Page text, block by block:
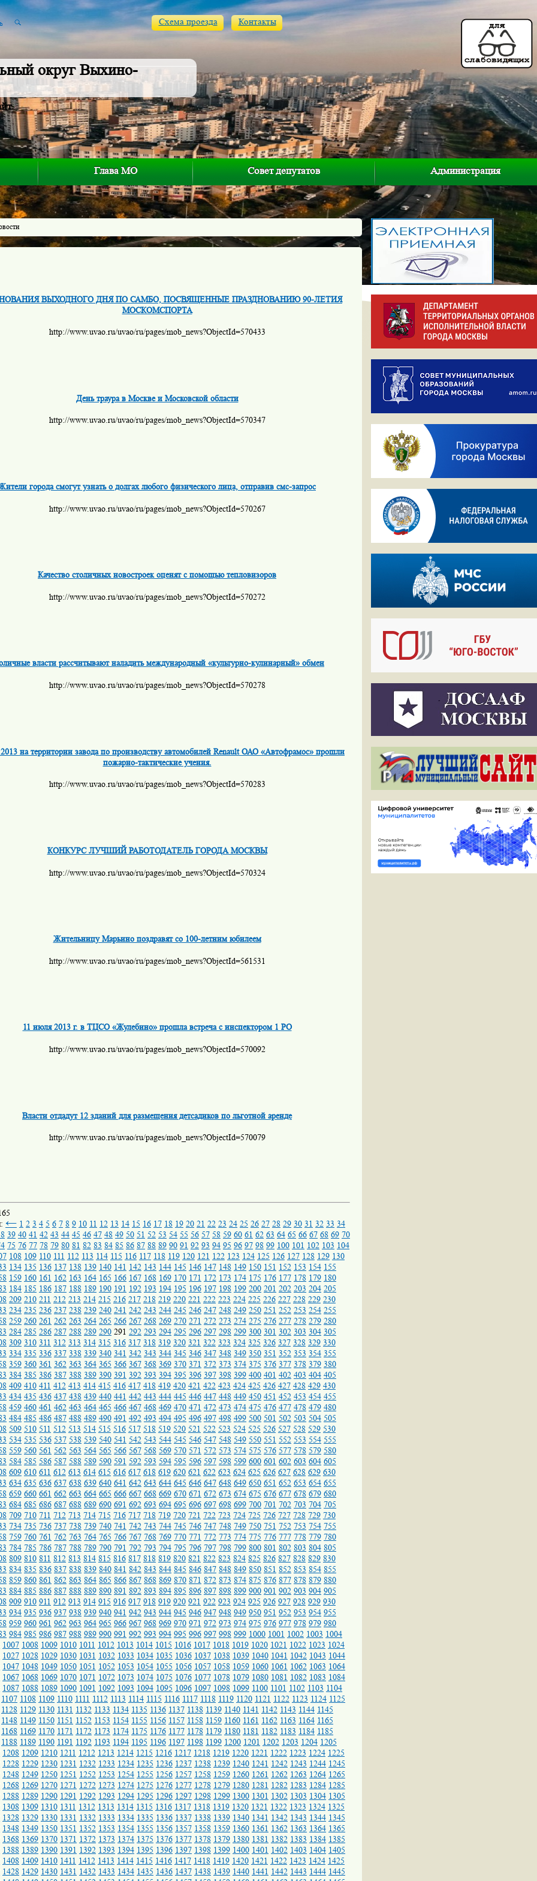
округ Выхино-
Схема проезда Контакты
Глава МО Совет депутатов Администрация
ВЫХОДНОГО ДНЯ ПО САМБО, ПОСВЯЩЕННЫЕ ПРАЗДНОВАНИЮ 90-ЛЕТИЯ
МОСКОМСПОРТА
http://www.uvao.ru/uvao/ru/pages/mob_news?ObjectId=570433
День траура в Москве и Московской области
http://www.uvao.ru/uvao/ru/pages/mob_news?ObjectId=570347
города смогут узнать о долгах любого физического лица, отправив смс-запрос
http://www.uvao.ru/uvao/ru/pages/mob_news?ObjectId=570267
Качество столичных новостроек оценят с помощью тепловизоров
http://www.uvao.ru/uvao/ru/pages/mob_news?ObjectId=570272
власти рассчитывают наладить международный «культурно-кулинарный» обмен
http://www.uvao.ru/uvao/ru/pages/mob_news?ObjectId=570278
на территории завода по производству автомобилей Renault ОАО «Автофрамос» прошли
пожарно-тактические учения.
http://www.uvao.ru/uvao/ru/pages/mob_news?ObjectId=570283
КОНКУРС ЛУЧШИЙ РАБОТОДАТЕЛЬ ГОРОДА МОСКВЫ
http://www.uvao.ru/uvao/ru/pages/mob_news?ObjectId=570324
Жительницу Марьино поздравят со 100-летним юбилеем
http://www.uvao.ru/uvao/ru/pages/mob_news?ObjectId=561531
11 июля 2013 г. в ТЦСО «Жулебино» прошла встреча с инспектором 1 РО
http://www.uvao.ru/uvao/ru/pages/mob_news?ObjectId=570092
Власти отдадут 12 зданий для размещения детсадиков по льготной аренде
http://www.uvao.ru/uvao/ru/pages/mob_news?ObjectId=570079
← 1 2 3 4 5 6 7 8 9 10 11 12 13 14 15 16 17 18 19 20 21 22 23 24 25 26 27 28 29 30 31 32 33 34
39 40 41 42 43 44 45 46 47 48 49 50 51 52 53 54 55 56 57 58 59 60 61 62 63 64 65 66 67 68 69 70
75 76 77 78 79 80 81 82 83 84 85 86 87 88 89 90 91 92 93 94 95 96 97 98 99 100 101 102 103 104
108 109 110 111 112 113 114 115 116 117 118 119 120 121 122 123 124 125 126 127 128 129 130
134 135 136 137 138 139 140 141 142 143 144 145 146 147 148 149 150 151 152 153 154 155
159 160 161 162 163 164 165 166 167 168 169 170 171 172 173 174 175 176 177 178 179 180
184 185 186 187 188 189 190 191 192 193 194 195 196 197 198 199 200 201 202 203 204 205
209 210 211 212 213 214 215 216 217 218 219 220 221 222 223 224 225 226 227 228 229 230
234 235 236 237 238 239 240 241 242 243 244 245 246 247 248 249 250 251 252 253 254 255
259 260 261 262 263 264 265 266 267 268 269 270 271 272 273 274 275 276 277 278 279 280
284 285 286 287 288 289 290 291 292 293 294 295 296 297 298 299 300 301 302 303 304 305
309 310 311 312 313 314 315 316 317 318 319 320 321 322 323 324 325 326 327 328 329 330
334 335 336 337 338 339 340 341 342 343 344 345 346 347 348 349 350 351 352 353 354 355
359 360 361 362 363 364 365 366 367 368 369 370 371 372 373 374 375 376 377 378 379 380
384 385 386 387 388 389 390 391 392 393 394 395 396 397 398 399 400 401 402 403 404 405
409 410 411 412 413 414 415 416 417 418 419 420 421 422 423 424 425 426 427 428 429 430
434 435 436 437 438 439 440 441 442 443 444 445 446 447 448 449 450 451 452 453 454 455
459 460 461 462 463 464 465 466 467 468 469 470 471 472 473 474 475 476 477 478 479 480
484 485 486 487 488 489 490 491 492 493 494 495 496 497 498 499 500 501 502 503 504 505
509 510 511 512 513 514 515 516 517 518 519 520 521 522 523 524 525 526 527 528 529 530
534 535 536 537 538 539 540 541 542 543 544 545 546 547 548 549 550 551 552 553 554 555
559 560 561 562 563 564 565 566 567 568 569 570 571 572 573 574 575 576 577 578 579 580
584 585 586 587 588 589 590 591 592 593 594 595 596 597 598 599 600 601 602 603 604 605
609 610 611 612 613 614 615 616 617 618 619 620 621 622 623 624 625 626 627 628 629 630
634 635 636 637 638 639 640 641 642 643 644 645 646 647 648 649 650 651 652 653 654 655
659 660 661 662 663 664 665 666 667 668 669 670 671 672 673 674 675 676 677 678 679 680
684 685 686 687 688 689 690 691 692 693 694 695 696 697 698 699 700 701 702 703 704 705
709 710 711 712 713 714 715 716 717 718 719 720 721 722 723 724 725 726 727 728 729 730
734 735 736 737 738 739 740 741 742 743 744 745 746 747 748 749 750 751 752 753 754 755
759 760 761 762 763 764 765 766 767 768 769 770 771 772 773 774 775 776 777 778 779 780
784 785 786 787 788 789 790 791 792 793 794 795 796 797 798 799 800 801 802 803 804 805
809 810 811 812 813 814 815 816 817 818 819 820 821 822 823 824 825 826 827 828 829 830
834 835 836 837 838 839 840 841 842 843 844 845 846 847 848 849 850 851 852 853 854 855
859 860 861 862 863 864 865 866 867 868 869 870 871 872 873 874 875 876 877 878 879 880
884 885 886 887 888 889 890 891 892 893 894 895 896 897 898 899 900 901 902 903 904 905
909 910 911 912 913 914 915 916 917 918 919 920 921 922 923 924 925 926 927 928 929 930
934 935 936 937 938 939 940 941 942 943 944 945 946 947 948 949 950 951 952 953 954 955
959 960 961 962 963 964 965 966 967 968 969 970 971 972 973 974 975 976 977 978 979 980
984 985 986 987 988 989 990 991 992 993 994 995 996 997 998 999 1000 1001 1002 1003 1004
1007 1008 1009 1010 1011 1012 1013 1014 1015 1016 1017 1018 1019 1020 1021 1022 1023 1024
1027 1028 1029 1030 1031 1032 1033 1034 1035 1036 1037 1038 1039 1040 1041 1042 1043 1044
1047 1048 1049 1050 1051 1052 1053 1054 1055 1056 1057 1058 1059 1060 1061 1062 1063 1064
1067 1068 1069 1070 1071 1072 1073 1074 1075 1076 1077 1078 1079 1080 1081 1082 1083 1084
1087 1088 1089 1090 1091 1092 1093 1094 1095 1096 1097 1098 1099 1100 1101 1102 1103 1104
1107 1108 1109 1110 1111 1112 1113 1114 1115 1116 1117 1118 1119 1120 1121 1122 1123 1124 1125
1128 1129 1130 1131 1132 1133 1134 1135 1136 1137 1138 1139 1140 1141 1142 1143 1144 1145
1148 1149 1150 1151 1152 1153 1154 1155 1156 1157 1158 1159 1160 1161 1162 1163 1164 1165
1168 1169 1170 1171 1172 1173 1174 1175 1176 1177 1178 1179 1180 1181 1182 1183 1184 1185
1188 1189 1190 1191 1192 1193 1194 1195 1196 1197 1198 1199 1200 1201 1202 1203 1204 1205
1208 1209 1210 1211 1212 1213 1214 1215 1216 1217 1218 1219 1220 1221 1222 1223 1224 1225
1228 1229 1230 1231 1232 1233 1234 1235 1236 1237 1238 1239 1240 1241 1242 1243 1244 1245
1248 1249 1250 1251 1252 1253 1254 1255 1256 1257 1258 1259 1260 1261 1262 1263 1264 1265
1268 1269 1270 1271 1272 1273 1274 1275 1276 1277 1278 1279 1280 1281 1282 1283 1284 1285
1288 1289 1290 1291 1292 1293 1294 1295 1296 1297 1298 1299 1300 1301 1302 1303 1304 1305
1308 1309 1310 1311 1312 1313 1314 1315 1316 1317 1318 1319 1320 1321 1322 1323 1324 1325
1328 1329 1330 1331 1332 1333 1334 1335 1336 1337 1338 1339 1340 1341 1342 1343 1344 1345
1348 1349 1350 1351 1352 1353 1354 1355 1356 1357 1358 1359 1360 1361 1362 1363 1364 1365
1368 1369 1370 1371 1372 1373 1374 1375 1376 1377 1378 1379 1380 1381 1382 1383 1384 1385
1388 1389 1390 1391 1392 1393 1394 1395 1396 1397 1398 1399 1400 1401 1402 1403 1404 1405
1408 1409 1410 1411 1412 1413 1414 1415 1416 1417 1418 1419 1420 1421 1422 1423 1424 1425
1428 1429 1430 1431 1432 1433 1434 1435 1436 1437 1438 1439 1440 1441 1442 1443 1444 1445